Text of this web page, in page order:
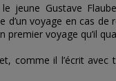
jeune Gustave
voyage en cas
voyage qu’il
comme il l’écrit avec